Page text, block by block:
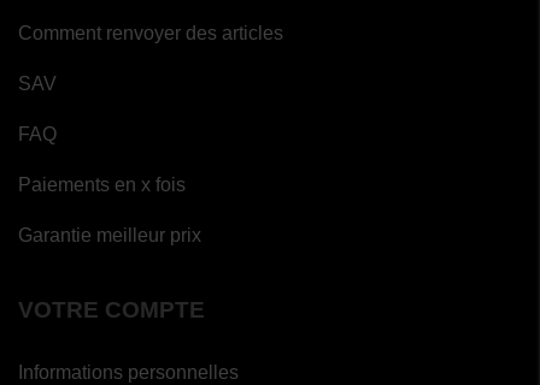
Comment renvoyer des articles
SAV
FAQ
Paiements en x fois
Garantie meilleur prix
VOTRE COMPTE
Informations personnelles